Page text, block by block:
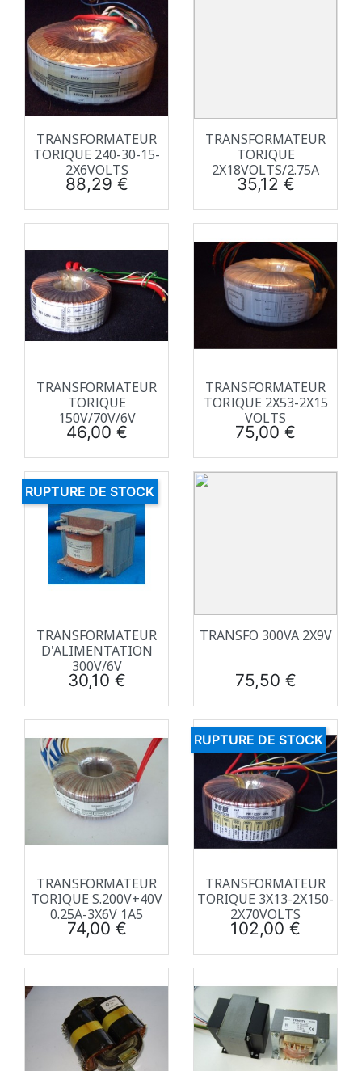
TRANSFORMATEUR
TORIQUE 240-30-15-
2X6VOLTS
Prix
88,29 €
TRANSFORMATEUR
TORIQUE
2X18VOLTS/2.75A
Prix
35,12 €
TRANSFORMATEUR
TORIQUE
150V/70V/6V
Prix
46,00 €
TRANSFORMATEUR
TORIQUE 2X53-2X15
VOLTS
Prix
75,00 €
TRANSFORMATEUR
D'ALIMENTATION
300V/6V
Prix
30,10 €
RUPTURE DE STOCK
TRANSFO 300VA 2X9V
Prix
75,50 €
TRANSFORMATEUR
TORIQUE S.200V+40V
0.25A-3X6V 1A5
Prix
74,00 €
TRANSFORMATEUR
TORIQUE 3X13-2X150-
2X70VOLTS
Prix
102,00 €
RUPTURE DE STOCK